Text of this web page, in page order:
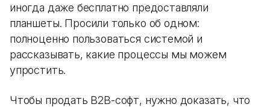
иногда даже бесплатно предоставляли
планшеты. Просили только об одном:
полноценно пользоваться системой и
рассказывать, какие процессы мы можем
упростить.
Чтобы продать B2B-софт, нужно доказать, что